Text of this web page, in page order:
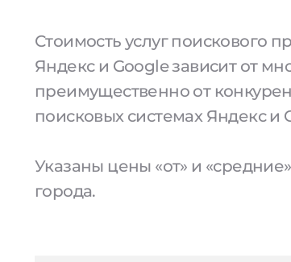
Стоимость услуг поискового
Яндекс и Google зависит от
преимущественно от
поисковых системах Яндекс и
Указаны цены «от» и
города.